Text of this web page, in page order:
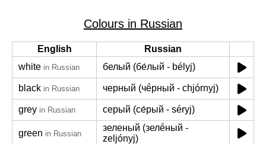
Colours in Russian
English
Russian
white in Russian белый (бе́лый - bélyj)
black in Russian черный (чё́рный - chjórnyj)
grey in Russian серый (се́рый - séryj)
green in Russian
зеленый (зелё́ный -
zeljónyj)